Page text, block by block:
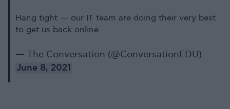
Hang tight — our IT team are doing their very best
to get us back online.
— The Conversation (@ConversationEDU)
June 8, 2021